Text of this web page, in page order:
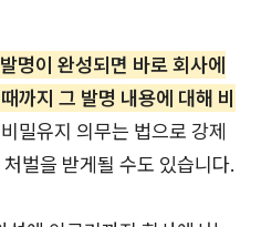
명이 완성되면 바로 회사에
까지 그 발명 내용에 대해 비
비밀유지 의무는 법으로 강제
벌을 받게될 수도 있습니다.